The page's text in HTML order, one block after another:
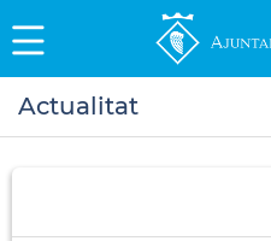
Actualitat